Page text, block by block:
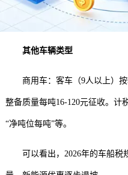
其他车辆类型
商用车：客车（9人以上）
整备质量每吨16-120元征收。 计
“净吨位每吨”等。
可以看出，2026年的车船